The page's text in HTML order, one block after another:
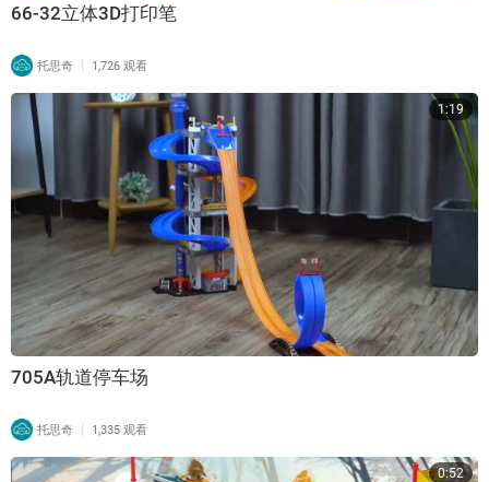
66-32立体3D打印笔
托思奇 | 1,726 观看
1:19
705A轨道停车场
托思奇 | 1,335 观看
0:52